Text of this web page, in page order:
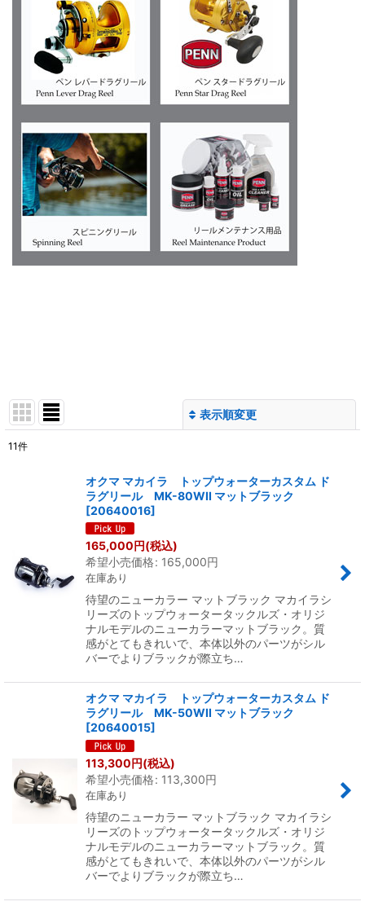
表示順変更
サブカテゴリ
並び順
絞り込む
11件
オクマ マカイラ トップウォーターカスタム ド
ラグリール MK-80WII マットブラック
[20640016]
165,000円(税込)
希望小売価格: 165,000円
在庫あり
待望のニューカラー マットブラック マカイラシ
リーズのトップウォータータックルズ・オリジ
ナルモデルのニューカラーマットブラック。質
感がとてもきれいで、本体以外のパーツがシル
バーでよりブラックが際立ち…
オクマ マカイラ トップウォーターカスタム ド
ラグリール MK-50WII マットブラック
[20640015]
113,300円(税込)
希望小売価格: 113,300円
在庫あり
待望のニューカラー マットブラック マカイラシ
リーズのトップウォータータックルズ・オリジ
ナルモデルのニューカラーマットブラック。質
感がとてもきれいで、本体以外のパーツがシル
バーでよりブラックが際立ち…